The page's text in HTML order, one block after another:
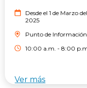
Desde el 1 de Marzo
2025
Punto de Información
10:00 a.m. - 8:00
Ver más